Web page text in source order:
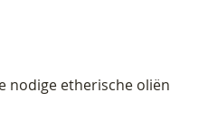
nodige etherische oliën